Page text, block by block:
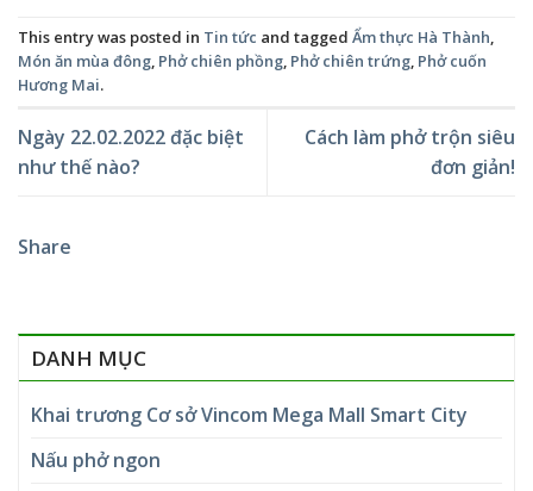
This entry was posted in Tin tức and tagged Ẩm thực Hà Thành,
Món ăn mùa đông, Phở chiên phồng, Phở chiên trứng, Phở cuốn
Hương Mai.
Ngày 22.02.2022 đặc biệt
như thế nào?
Cách làm phở trộn siêu
đơn giản!
Share
DANH MỤC
Khai trương Cơ sở Vincom Mega Mall Smart City
Nấu phở ngon